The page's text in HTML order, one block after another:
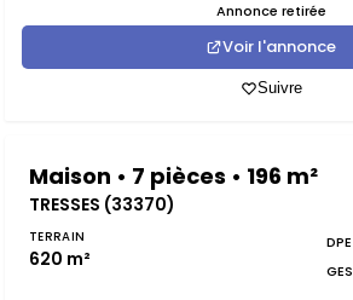
Annonce retirée
Voir l'annonce
Suivre
Maison • 7 pièces • 196 m²
TRESSES (33370)
TERRAIN
620 m²
DPE
GES